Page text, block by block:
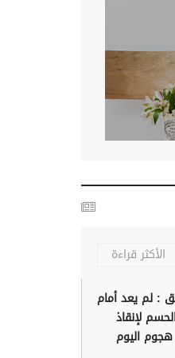
الأكثر قراءة
: لم يعد أمام
لإنقاذ
هجوم اليوم